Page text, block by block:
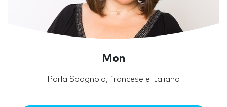
Mon
Parla Spagnolo, francese e italiano